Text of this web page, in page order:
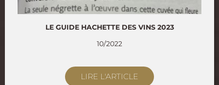
LE GUIDE HACHETTE DES VINS 2023
10/2022
LIRE L'ARTICLE